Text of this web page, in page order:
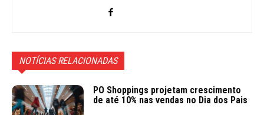
NOTÍCIAS RELACIONADAS
PO Shoppings projetam crescimento
de até 10% nas vendas no Dia dos Pais